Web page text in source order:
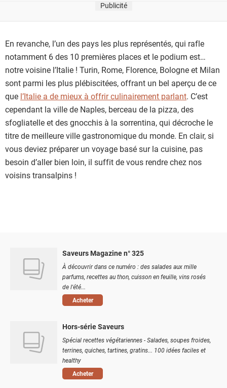
Publicité
En revanche, l’un des pays les plus représentés, qui rafle
notamment 6 des 10 premières places et le podium est…
notre voisine l’Italie ! Turin, Rome, Florence, Bologne et Milan
sont parmi les plus plébiscitées, offrant un bel aperçu de ce
que l’Italie a de mieux à offrir culinairement parlant. C’est
cependant la ville de Naples, berceau de la pizza, des
sfogliatelle et des gnocchis à la sorrentina, qui décroche le
titre de meilleure ville gastronomique du monde. En clair, si
vous deviez préparer un voyage basé sur la cuisine, pas
besoin d’aller bien loin, il suffit de vous rendre chez nos
voisins transalpins !
Saveurs Magazine n° 325
À découvrir dans ce numéro : des salades aux mille
parfums, recettes au thon, cuisson en feuille, vins rosés
de l'été...
Acheter
Hors-série Saveurs
Spécial recettes végétariennes - Salades, soupes froides,
terrines, quiches, tartines, gratins... 100 idées faciles et
healthy
Acheter